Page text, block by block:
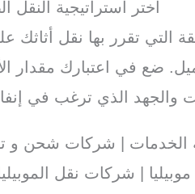
اختر استراتيجية
التي تقرر بها نقل
ضع في اعتبارك مقدار
والجهد الذي ترغب في
الخدمات | شركات شحن و
| شركات نقل